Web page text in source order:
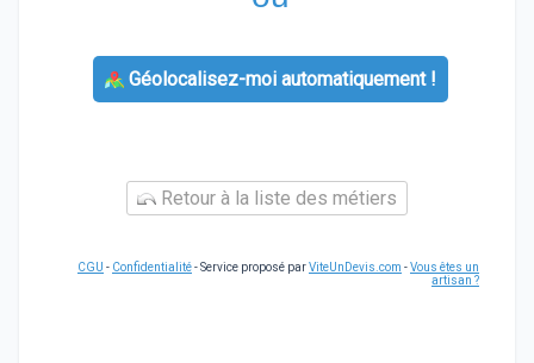
Géolocalisez-moi automatiquement !
Retour à la liste des métiers
CGU - Confidentialité- Service proposé parViteUnDevis.com -Vous êtes un
artisan ?